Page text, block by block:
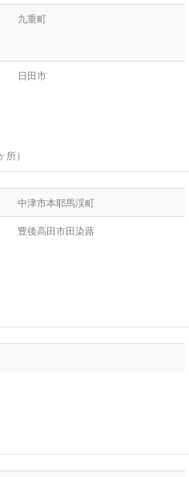
九重町
日田市
所）
中津市本耶馬渓町
豊後高田市田染蕗